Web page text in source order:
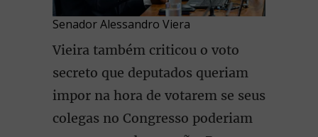
Senador Alessandro Viera
Vieira também criticou o voto
secreto que deputados queriam
impor na hora de votarem se seus
colegas no Congresso poderiam